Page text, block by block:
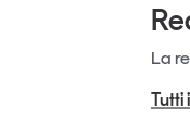
La
Tutti